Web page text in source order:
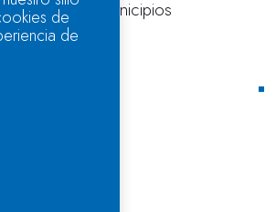
en 51 municipios
de
de